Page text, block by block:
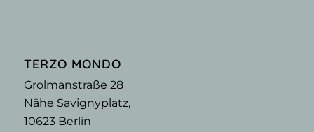
TERZO MONDO
Grolmanstraße 28
Nähe Savignyplatz,
10623Berlin